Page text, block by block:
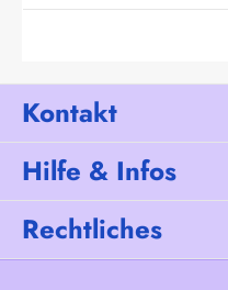
Kontakt
Hilfe & Infos
Rechtliches